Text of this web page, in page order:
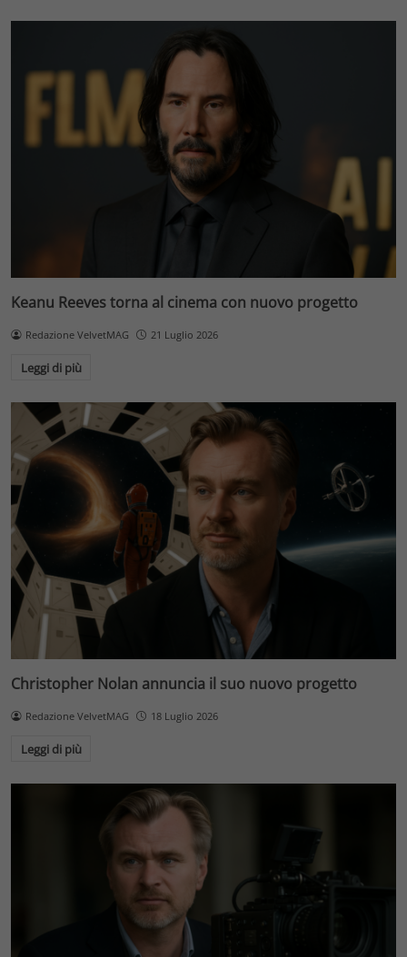
Keanu Reeves torna al cinema con nuovo progetto
Redazione VelvetMAG 21 Luglio 2026
Leggi di più
Christopher Nolan annuncia il suo nuovo progetto
Redazione VelvetMAG 18 Luglio 2026
Leggi di più